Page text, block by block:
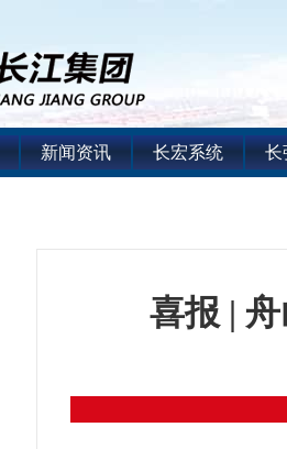
新闻资讯 长宏系统 长
喜报 |